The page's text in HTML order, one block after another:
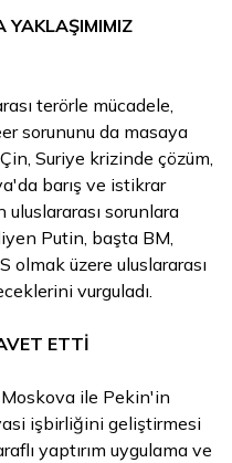
YAKLAŞIMIMIZ
terörle mücadele,
sorununu da masaya
Suriye krizinde çözüm,
barış ve istikrar
sorunlara
Putin, başta BM,
olmak üzere uluslararası
vurguladı.
ETTİ
ile Pekin'in
işbirliğini geliştirmesi
yaptırım uygulama ve